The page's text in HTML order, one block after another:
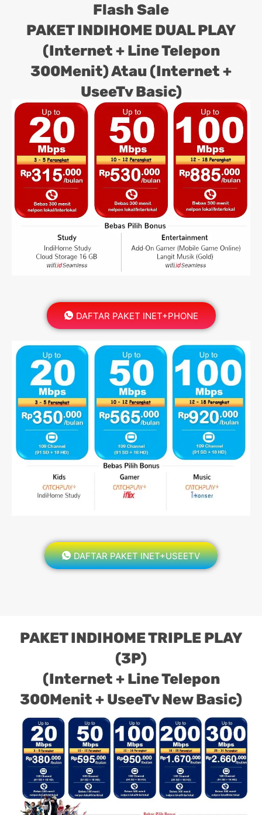
Flash Sale
PAKET INDIHOME DUAL PLAY
(Internet + Line Telepon
300Menit) Atau (Internet +
UseeTv Basic)
DAFTAR PAKET INET+PHONE
DAFTAR PAKET INET+USEETV
PAKET INDIHOME TRIPLE PLAY
(3P)
(Internet + Line Telepon
300Menit + UseeTv New Basic)